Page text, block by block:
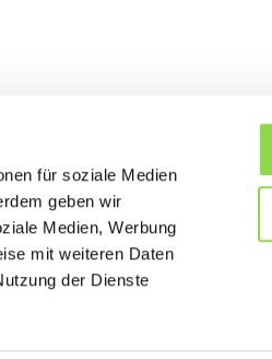
für soziale Medien
geben wir
Medien, Werbung
mit weiteren Daten
der Dienste